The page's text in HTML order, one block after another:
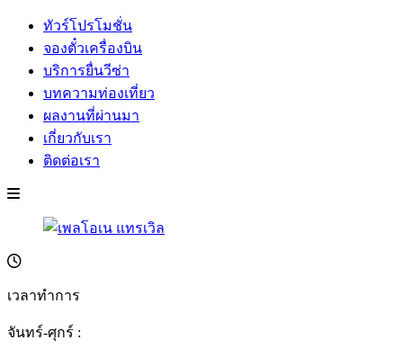
ทัวร์โปรโมชั่น
จองตั๋วเครื่องบิน
บริการยื่นวีซ่า
บทความท่องเที่ยว
ผลงานที่ผ่านมา
เกี่ยวกับเรา
ติดต่อเรา
เวลาทำการ
จันทร์-ศุกร์ :